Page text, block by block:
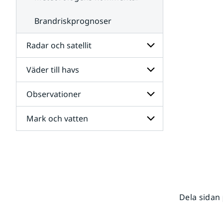
Brandriskprognoser
Radar och satellit
Undersidor
för
Radar
och
satellit
Väder till havs
Undersidor
för
Väder
till
havs
Observationer
Undersidor
för
Mark och vatten
Dela sidan